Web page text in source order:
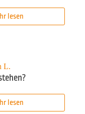
lesen
L.
lesen